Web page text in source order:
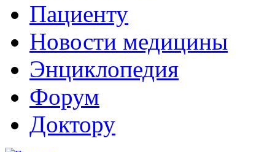
Пациенту
Новости медицины
Энциклопедия
Форум
Доктору